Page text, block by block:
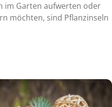
im Garten aufwerten oder
möchten, sind Pflanzinseln